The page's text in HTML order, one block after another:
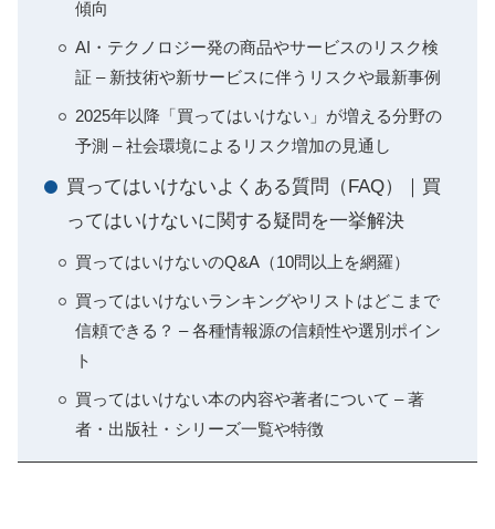
傾向
AI・テクノロジー発の商品やサービスのリスク検
証 – 新技術や新サービスに伴うリスクや最新事例
2025年以降「買ってはいけない」が増える分野の
予測 – 社会環境によるリスク増加の見通し
買ってはいけないよくある質問（FAQ）｜買
ってはいけないに関する疑問を一挙解決
買ってはいけないのQ&A（10問以上を網羅）
買ってはいけないランキングやリストはどこまで
信頼できる？ – 各種情報源の信頼性や選別ポイン
ト
買ってはいけない本の内容や著者について – 著
者・出版社・シリーズ一覧や特徴